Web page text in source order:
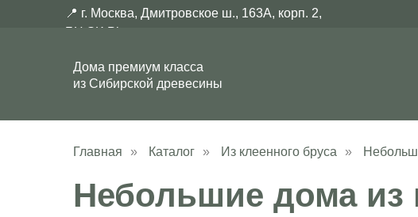
📍 г. Москва, Дмитровское ш., 163А, корп. 2,
БЦ SK Plaza
Дома премиум класса
из Сибирской древесины
Главная » Каталог » Из клеенного бруса »
Небольшие дома из